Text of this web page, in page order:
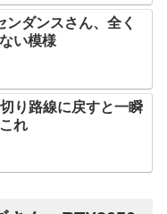
ンダンスさん、全く
い模様
り路線に戻すと一瞬
れ